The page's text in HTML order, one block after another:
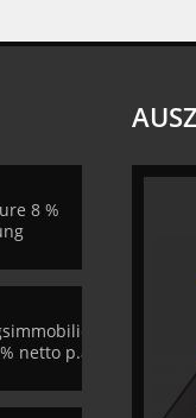
8 %
netto p.a.